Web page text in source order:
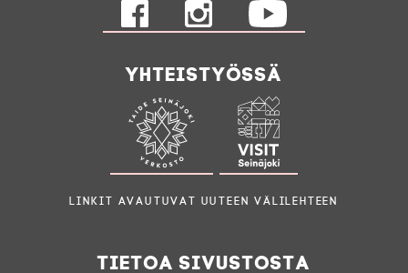
Yhteistyössä
Linkit avautuvat uuteen välilehteen
Tietoa sivustosta